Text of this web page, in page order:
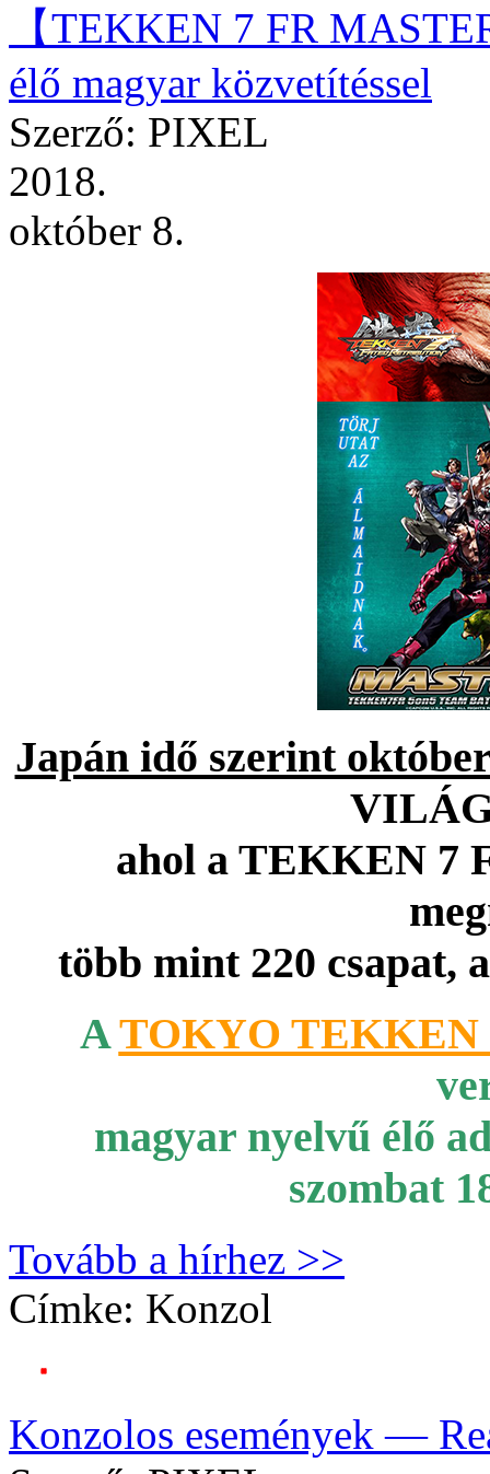
【TEKKEN 7 FR
élő magyar közvetítéssel
Szerző: PIXEL
2018.
október 8.
Japán idő szerint
ahol a TEKKEN 7
több mint 220 csapat,
ATOKYO TEKKEN
magyar nyelvű élő
szombat
Tovább a hírhez >>
Címke: Konzol
Konzolos események —